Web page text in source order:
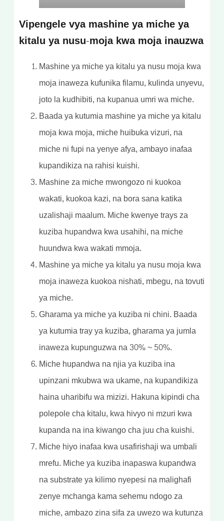
Vipengele vya mashine ya miche ya
kitalu ya nusu-moja kwa moja inauzwa
Mashine ya miche ya kitalu ya nusu moja kwa
moja inaweza kufunika filamu, kulinda unyevu,
joto la kudhibiti, na kupanua umri wa miche.
Baada ya kutumia mashine ya miche ya kitalu
moja kwa moja, miche huibuka vizuri, na
miche ni fupi na yenye afya, ambayo inafaa
kupandikiza na rahisi kuishi.
Mashine za miche mwongozo ni kuokoa
wakati, kuokoa kazi, na bora sana katika
uzalishaji maalum. Miche kwenye trays za
kuziba hupandwa kwa usahihi, na miche
huundwa kwa wakati mmoja.
Mashine ya miche ya kitalu ya nusu moja kwa
moja inaweza kuokoa nishati, mbegu, na tovuti
ya miche.
Gharama ya miche ya kuziba ni chini. Baada
ya kutumia tray ya kuziba, gharama ya jumla
inaweza kupunguzwa na 30% ~ 50%.
Miche hupandwa na njia ya kuziba ina
upinzani mkubwa wa ukame, na kupandikiza
haina uharibifu wa mizizi. Hakuna kipindi cha
polepole cha kitalu, kwa hivyo ni mzuri kwa
kupanda na ina kiwango cha juu cha kuishi.
Miche hiyo inafaa kwa usafirishaji wa umbali
mrefu. Miche ya kuziba inapaswa kupandwa
na substrate ya kilimo nyepesi na malighafi
zenye mchanga kama sehemu ndogo za
miche, ambazo zina sifa za uwezo wa kutunza